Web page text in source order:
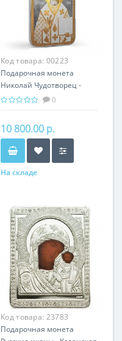
Код товара: 00223
Подарочная монета
Николай Чудотворец -
Икона серебро 31.10 гр -
0
10 800.00 р.
На складе
Код товара: 23783
Подарочная монета